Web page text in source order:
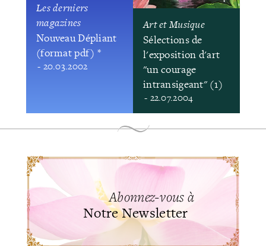
Les derniers
magazines
Nouveau Dépliant
(format pdf) *
- 20.03.2002
Art et Musique
Sélections de
l'exposition d'art
"un courage
intransigeant" (1)
- 22.07.2004
Abonnez-vous à
Notre Newsletter